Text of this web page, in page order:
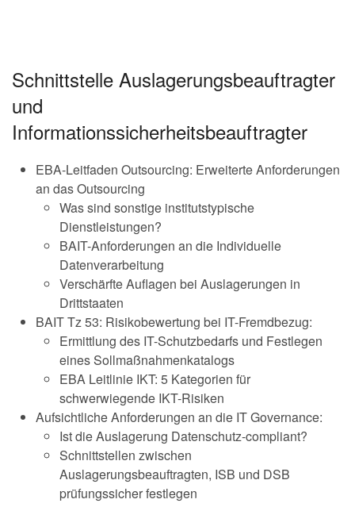
Schnittstelle Auslagerungsbeauftragter
und
Informationssicherheitsbeauftragter
EBA-Leitfaden Outsourcing: Erweiterte Anforderungen
an das Outsourcing
Was sind sonstige institutstypische
Dienstleistungen?
BAIT-Anforderungen an die Individuelle
Datenverarbeitung
Verschärfte Auflagen bei Auslagerungen in
Drittstaaten
BAIT Tz 53: Risikobewertung bei IT-Fremdbezug:
Ermittlung des IT-Schutzbedarfs und Festlegen
eines Sollmaßnahmenkatalogs
EBA Leitlinie IKT: 5 Kategorien für
schwerwiegende IKT-Risiken
Aufsichtliche Anforderungen an die IT Governance:
Ist die Auslagerung Datenschutz-compliant?
Schnittstellen zwischen
Auslagerungsbeauftragten, ISB und DSB
prüfungssicher festlegen